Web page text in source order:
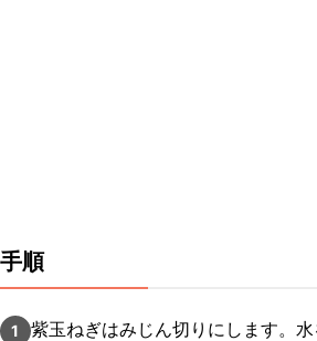
手順
1
紫玉ねぎはみじん切りにします。